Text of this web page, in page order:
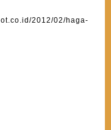
2012/02/haga-